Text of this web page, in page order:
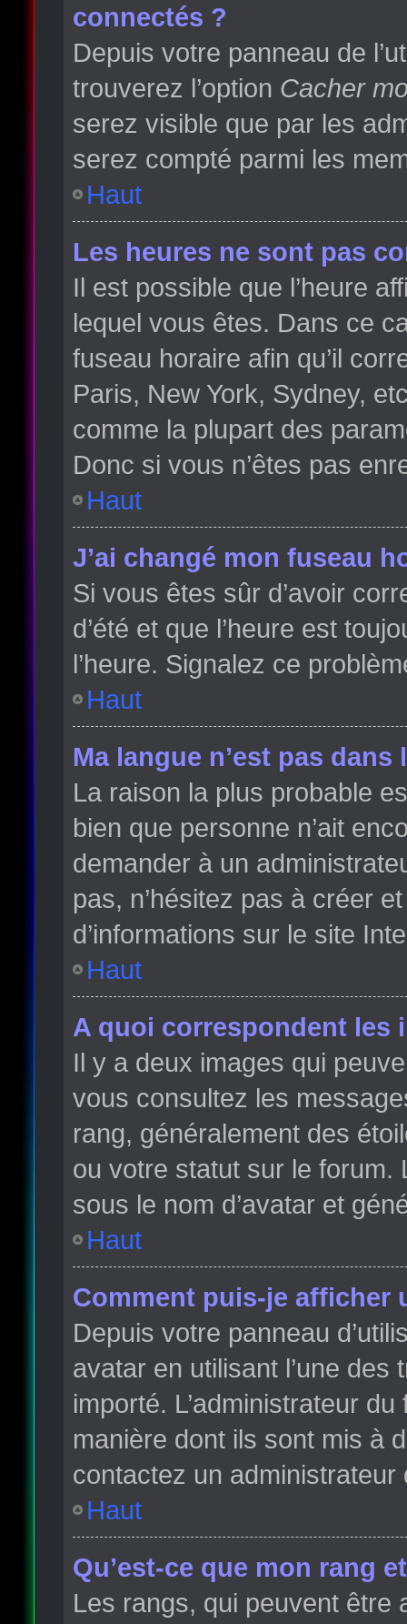
connectés ?
Depuis votre panneau de
trouverez l’option Cacher
serez visible que par les
serez compté parmi les
Haut
Les heures ne sont pas
Il est possible que l’heure
lequel vous êtes. Dans ce
fuseau horaire afin qu’il
Paris, New York, Sydney,
comme la plupart des
Donc si vous n’êtes pas
Haut
J’ai changé mon fuseau
Si vous êtes sûr d’avoir
d’été et que l’heure est
l’heure. Signalez ce
Haut
Ma langue n’est pas dans
La raison la plus probable
bien que personne n’ait
demander à un
pas, n’hésitez pas à créer
d’informations sur le site
Haut
A quoi correspondent les
Il y a deux images qui
vous consultez les
rang, généralement des
ou votre statut sur le forum.
sous le nom d’avatar et
Haut
Comment puis-je afficher
Depuis votre panneau
avatar en utilisant l’une
importé. L’administrateur
manière dont ils sont mis à
contactez un administrateur
Haut
Qu’est-ce que mon rang
Les rangs, qui peuvent être